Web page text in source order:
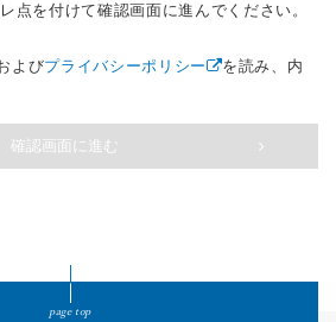
点を付けて確認画面に進んでください。
よびプライバシーポリシー
を読み、内
確認画面に進む
page top